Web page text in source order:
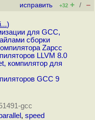
исправить +32 + / –
)
для GCC,
сборки
Zapcc
LLVM 8.0
компилятор для
GCC 9
gcc
, speed